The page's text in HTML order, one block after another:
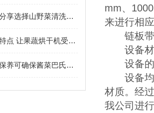
一文与您分享选择山野菜清洗机时所需要考虑的要点
正是这些特点 让果蔬烘干机受到大家的欢迎
定期维护保养可确保酱菜巴氏杀菌机的安全性
mm、
来进行相
链板带
设备材
设备的
设备均
材质。经
我公司进